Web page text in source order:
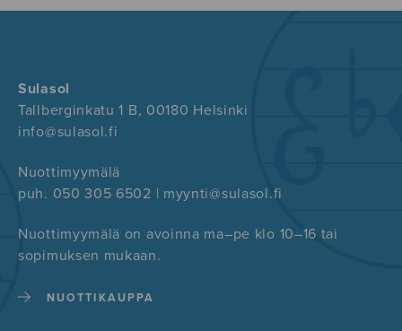
Sulasol
Tallberginkatu 1 B, 00180 Helsinki
info@sulasol.fi
Nuottimyymälä
puh. 050 305 6502 | myynti@sulasol.fi
Nuottimyymälä on avoinna ma–pe klo 10–16 tai
sopimuksen mukaan.
NUOTTIKAUPPA